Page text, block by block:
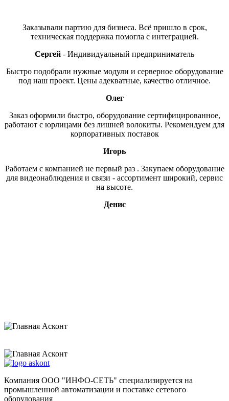
Заказывали партию для бизнеса. Всё пришло в срок,
техническая поддержка помогла с интеграцией.
Сергей
Индивидуальный предприниматель
Быстро подобрали нужные модули и серверное оборудование
под наш проект. Цены адекватные, качество отличное.
Олег
Заказ оформили быстро, оборудование сертифицированное,
работают с юрлицами без лишней волокиты. Рекомендуем для
корпоративных поставок
Игорь
Работаем с компанией не первый раз . Закупаем оборудование
для видеонаблюдения и связи - ассортимент широкий, сервис
на высоте.
Денис
Компания ООО "ИНФО-СЕТЬ" специализируется на
промышленной автоматизации и поставке сетевого
оборудования